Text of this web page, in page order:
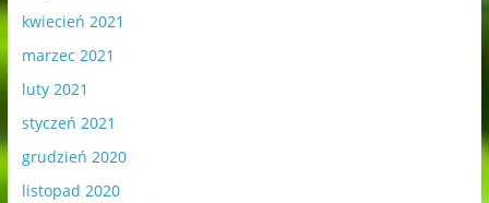
kwiecień 2021
marzec 2021
luty 2021
styczeń 2021
grudzień 2020
listopad 2020